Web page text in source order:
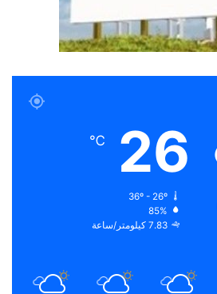
26
℃
36º - 26º
85%
7.83 كيلومتر/ساعة